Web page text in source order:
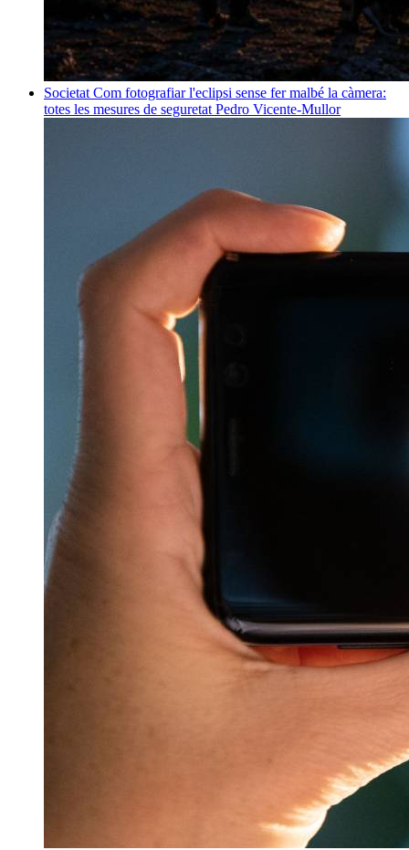
Societat Com fotografiar l'eclipsi sense fer malbé la càmera:
totes les mesures de seguretat Pedro Vicente-Mullor